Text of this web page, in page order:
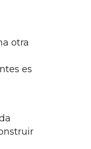
otra
es